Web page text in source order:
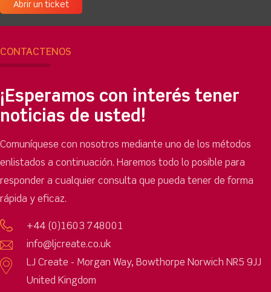
Abrir un ticket
CONTÁCTENOS
¡Esperamos con interés tener
noticias de usted!
Comuníquese con nosotros mediante uno de los métodos
enlistados a continuación. Haremos todo lo posible para
responder a cualquier consulta que pueda tener de forma
rápida y eficaz.
+44 (0)1603 748001
info@ljcreate.co.uk
LJ Create - Morgan Way, Bowthorpe Norwich NR5 9JJ
United Kingdom